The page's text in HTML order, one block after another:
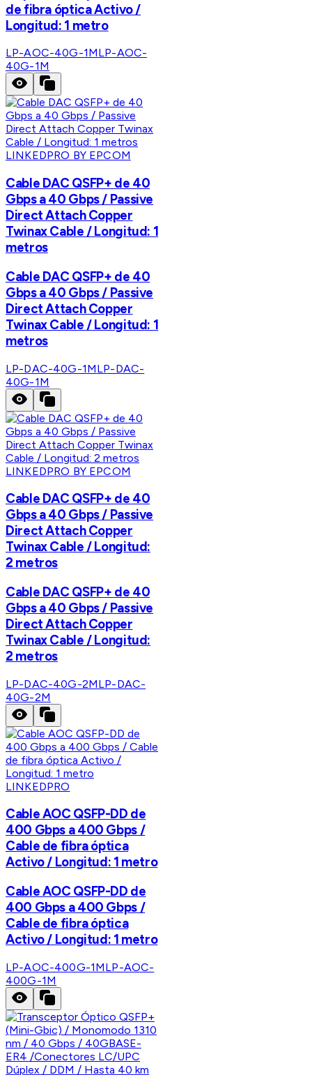
de fibra óptica Activo /
Longitud: 1 metro
LP-AOC-40G-1MLP-AOC-
40G-1M
LINKEDPRO BY EPCOM
Cable DAC QSFP+ de 40
Gbps a 40 Gbps / Passive
Direct Attach Copper
Twinax Cable / Longitud: 1
metros
Cable DAC QSFP+ de 40
Gbps a 40 Gbps / Passive
Direct Attach Copper
Twinax Cable / Longitud: 1
metros
LP-DAC-40G-1MLP-DAC-
40G-1M
LINKEDPRO BY EPCOM
Cable DAC QSFP+ de 40
Gbps a 40 Gbps / Passive
Direct Attach Copper
Twinax Cable / Longitud:
2 metros
Cable DAC QSFP+ de 40
Gbps a 40 Gbps / Passive
Direct Attach Copper
Twinax Cable / Longitud:
2 metros
LP-DAC-40G-2MLP-DAC-
40G-2M
LINKEDPRO
Cable AOC QSFP-DD de
400 Gbps a 400 Gbps /
Cable de fibra óptica
Activo / Longitud: 1 metro
Cable AOC QSFP-DD de
400 Gbps a 400 Gbps /
Cable de fibra óptica
Activo / Longitud: 1 metro
LP-AOC-400G-1MLP-AOC-
400G-1M